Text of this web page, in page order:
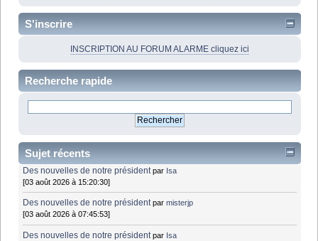
S'inscrire
INSCRIPTION AU FORUM ALARME cliquez ici
Recherche rapide
Sujet récents
Des nouvelles de notre président par Isa
[03 août 2026 à 15:20:30]
Des nouvelles de notre président parmisterjp
[03 août 2026 à 07:45:53]
Des nouvelles de notre président par Isa